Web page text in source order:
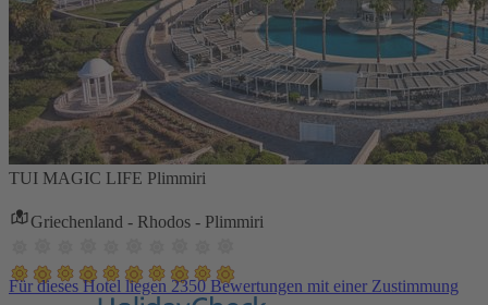
TUI MAGIC LIFE Plimmiri
Griechenland - Rhodos - Plimmiri
Für dieses Hotel liegen 2350 Bewertungen mit einer Zustimmung